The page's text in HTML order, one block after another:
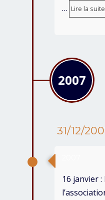
… Lire la suite
2007
31/12/
16 janvier